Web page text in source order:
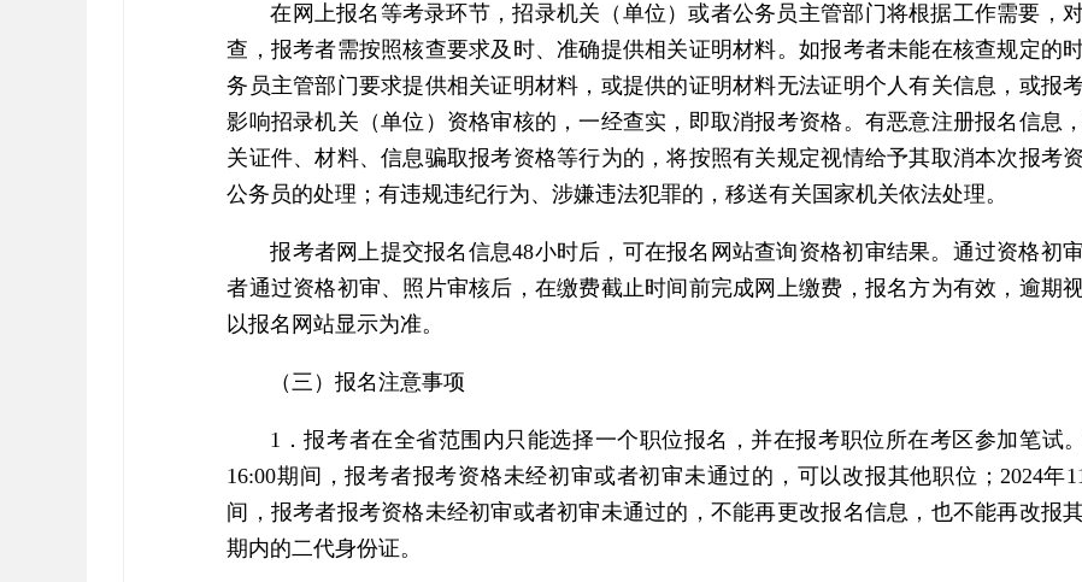
在网上报名等考录环节，招录机关（单位）或者公务员主管部门将根据工作需要，
查，报考者需按照核查要求及时、准确提供相关证明材料。如报考者未能在核查规定的
务员主管部门要求提供相关证明材料，或提供的证明材料无法证明个人有关信息，或报
影响招录机关（单位）资格审核的，一经查实，即取消报考资格。有恶意注册报名信息
关证件、材料、信息骗取报考资格等行为的，将按照有关规定视情给予其取消本次报考
公务员的处理；有违规违纪行为、涉嫌违法犯罪的，移送有关国家机关依法处理。
报考者网上提交报名信息48小时后，可在报名网站查询资格初审结果。通过资格初
者通过资格初审、照片审核后，在缴费截止时间前完成网上缴费，报名方为有效，逾期
以报名网站显示为准。
（三）报名注意事项
1．报考者在全省范围内只能选择一个职位报名，并在报考职位所在考区参加笔试。
16:00期间，报考者报考资格未经初审或者初审未通过的，可以改报其他职位；2024年
间，报考者报考资格未经初审或者初审未通过的，不能再更改报名信息，也不能再改报
期内的二代身份证。